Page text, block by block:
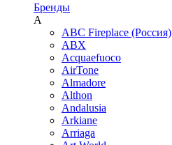
Бренды
A
ABC Fireplace (Россия)
ABX
Acquaefuoco
AirTone
Almadore
Althon
Andalusia
Arkiane
Arriaga